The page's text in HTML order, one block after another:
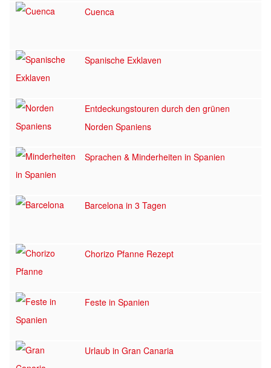
Cuenca
Spanische Exklaven
Entdeckungstouren durch den grünen
Norden Spaniens
Sprachen & Minderheiten in Spanien
Barcelona in 3 Tagen
Chorizo Pfanne Rezept
Feste in Spanien
Urlaub in Gran Canaria